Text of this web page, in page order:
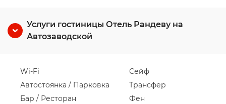
Услуги гостиницы Отель Рандеву на
Автозаводской
Wi-Fi
Автостоянка / Парковка
Бар / Ресторан
Сейф
Трансфер
Фен